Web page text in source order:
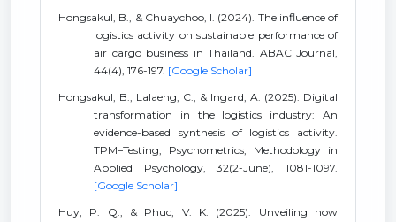
Hongsakul, B., & Chuaychoo, I. (2024). The influence of
logistics activity on sustainable performance of
air cargo business in Thailand. ABAC Journal,
44(4), 176-197. [Google Scholar]
Hongsakul, B., Lalaeng, C., & Ingard, A. (2025). Digital
transformation in the logistics industry: An
evidence-based synthesis of logistics activity.
TPM–Testing, Psychometrics, Methodology in
Applied Psychology, 32(2-June), 1081-1097.
[Google Scholar]
Huy, P. Q., & Phuc, V. K. (2025). Unveiling how